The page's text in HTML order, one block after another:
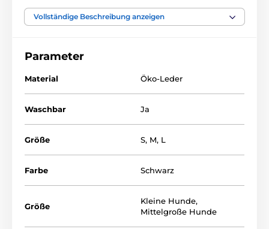
Ihnen die Umgebung beobachten. Die Reisetasche für
Hunde von Reedog ist leicht zu pflegen und
ist für Hunde bis 8 kg geeignet.
Vollständige Beschreibung anzeigen
Parameter
Material Öko-Leder
Waschbar Ja
Größe S, M, L
Farbe Schwarz
Größe
Kleine Hunde,
Mittelgroße Hunde